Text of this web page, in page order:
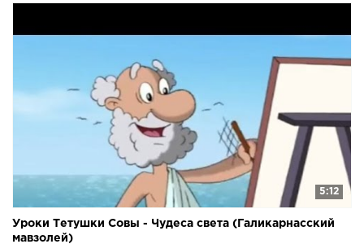
5:12
Уроки Тетушки Совы - Чудеса света (Галикарнасский
мавзолей)